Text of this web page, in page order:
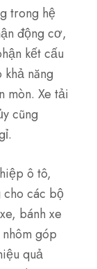
trong hệ
động cơ,
kết cấu
năng
mòn. Xe tải
cũng
ô tô,
cho các bộ
bánh xe
góp
quả